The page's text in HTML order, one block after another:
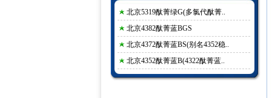
北京5319酞菁绿G(多氯代酞菁..
北京4382酞菁蓝BGS
北京4372酞菁蓝BS(别名4352稳..
北京4352酞菁蓝B(4322酞菁蓝..